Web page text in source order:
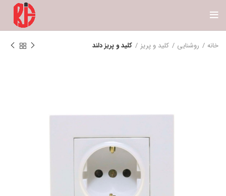
خانه روشنایی کلید و پریز کلید و پریز دلند